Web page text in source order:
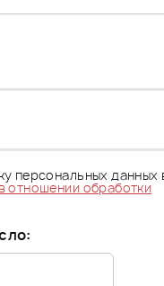
персональных данных
отношении обработки